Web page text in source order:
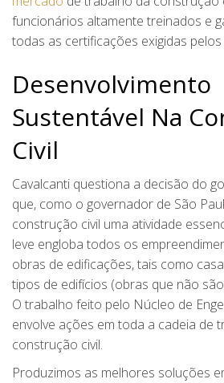
funcionários altamente treinados e
todas as certificações exigidas
Desenvolvimento
Sustentável Na
Civil
Cavalcanti questiona a decisão do
que, como o governador de São
construção civil uma atividade
leve engloba todos os
obras de edificações, tais como
tipos de edifícios (obras que não
O trabalho feito pelo Núcleo de
envolve ações em toda a cadeia de
construção civil.
Produzimos as melhores soluções